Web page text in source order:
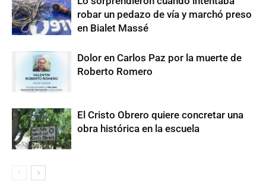
robar un pedazo de vía y marchó preso
en Bialet Massé
Dolor en Carlos Paz por la muerte de
Roberto Romero
El Cristo Obrero quiere concretar una
obra histórica en la escuela